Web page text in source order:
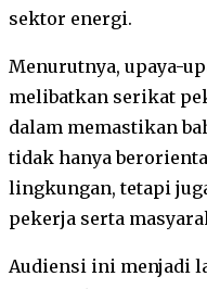
sektor energi.
Menurutnya, upaya-
melibatkan serikat
dalam memastikan
tidak hanya
lingkungan, tetapi
pekerja serta
Audiensi ini menjadi